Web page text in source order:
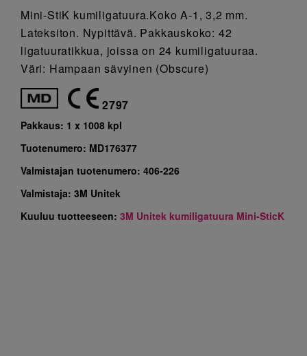
Mini-StiK kumiligatuura.Koko A-1, 3,2 mm.
Lateksiton. Nypittävä. Pakkauskoko: 42
ligatuuratikkua, joissa on 24 kumiligatuuraa.
Väri: Hampaan sävyinen (Obscure)
2797
Pakkaus: 1 x 1008 kpl
Tuotenumero: MD176377
Valmistajan tuotenumero: 406-226
Valmistaja: 3M Unitek
Kuuluu tuotteeseen: 3M Unitek kumiligatuura Mini-SticK